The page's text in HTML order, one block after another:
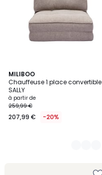
MILIBOO
Chauffeuse 1 place convertible
SALLY
à partir de
259,99 €
207,99 € -20%
5
Couleurs